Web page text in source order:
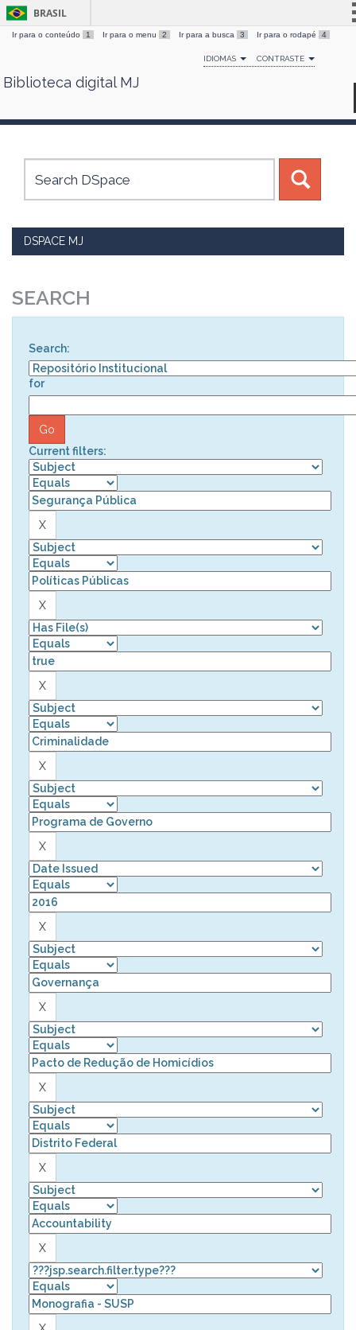
Skip
BRASIL
Simplifique!
Comunica BR
Canais
Ir para o conteúdo 1 Ir para o menu 2 Ir para a busca 3 Ir para o rodapé 4
IDIOMAS CONTRASTE
Biblioteca digital MJ
DSPACE MJ
SEARCH
Search:
for
Current filters: